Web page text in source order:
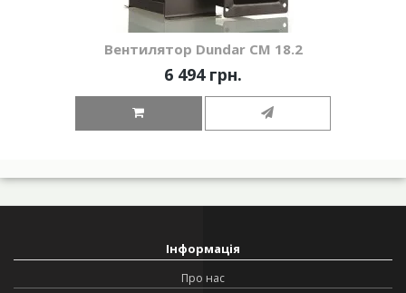
Вентилятор Dundar СМ 18.2
6 494 грн.
Інформація
Про нас